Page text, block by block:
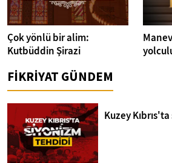
Çok yönlü bir alim:
Kutbüddin Şirazi
FİKRİYAT GÜNDEM
Kuzey